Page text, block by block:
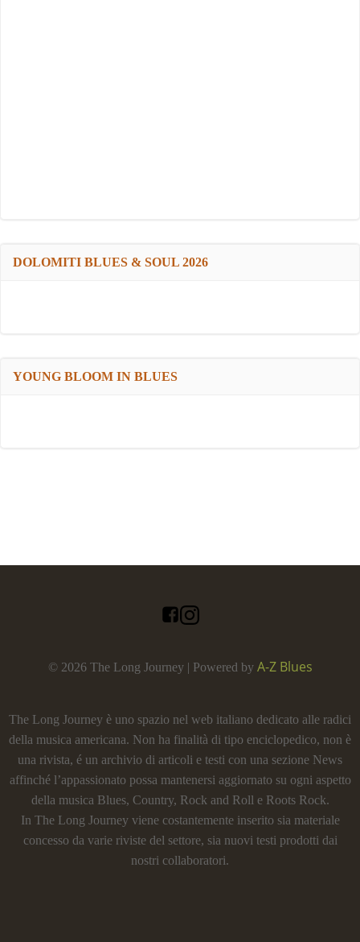
DOLOMITI BLUES & SOUL 2026
YOUNG BLOOM IN BLUES
© 2026 The Long Journey | Powered by A-Z Blues
The Long Journey è uno spazio nel web italiano dedicato alle radici
della musica americana. Non ha finalità di tipo enciclopedico, non è
una rivista, é un archivio di articoli e testi con una sezione News
affinché l’appassionato possa mantenersi aggiornato su ogni aspetto
della musica Blues, Country, Rock and Roll e Roots Rock.
In The Long Journey viene costantemente inserito sia materiale
concesso da varie riviste del settore, sia nuovi testi prodotti dai
nostri collaboratori.